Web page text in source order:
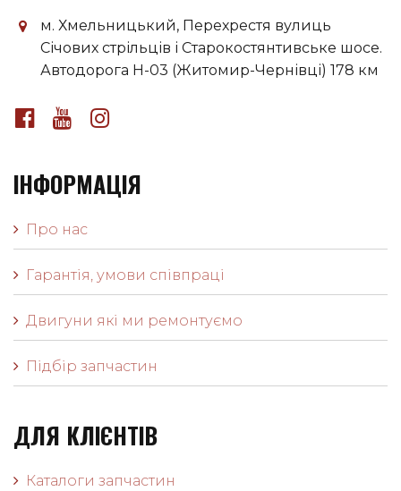
м. Хмельницький, Перехрестя вулиць
Січових стрільців і Старокостянтивське шосе.
Автодорога H-03 (Житомир-Чернівці) 178 км
ІНФОРМАЦІЯ
Про нас
Гарантія, умови співпраці
Двигуни які ми ремонтуємо
Підбір запчастин
ДЛЯ КЛІЄНТІВ
Каталоги запчастин